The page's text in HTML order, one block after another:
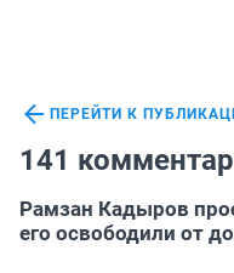
ПЕРЕЙТИ К
141
Рамзан Кадыров
его освободили от